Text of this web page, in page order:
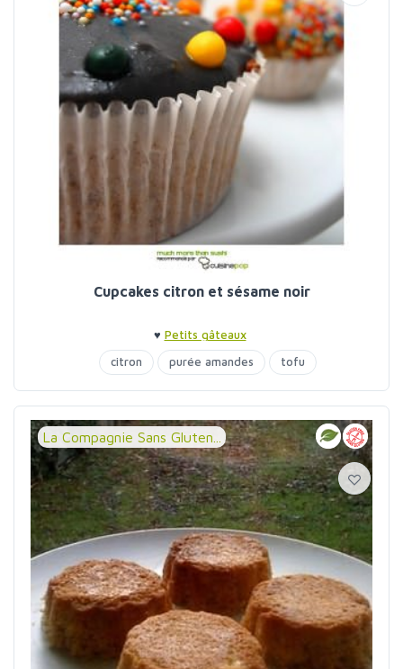
Cupcakes citron et sésame noir
♥ Petits gâteaux
citron
purée amandes tofu
La Compagnie Sans Gluten...